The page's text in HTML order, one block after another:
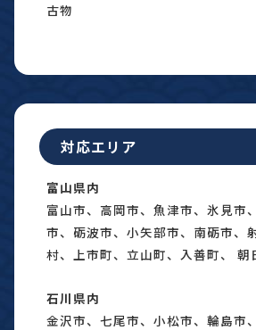
古物
対応エリア
富山県内
富山市、高岡市、魚津市、氷見市
市、砺波市、小矢部市、南砺市、
村、上市町、立山町、入善町、 朝
石川県内
金沢市、七尾市、小松市、輪島市